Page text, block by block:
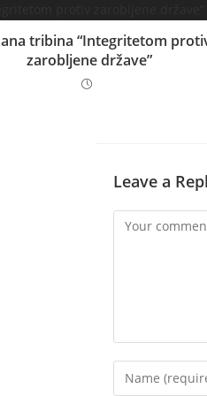
tribina “Integritetom
zarobljene države”
Leave a
Comment
Enter